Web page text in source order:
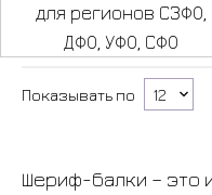
для регионов СЗФО,
ДФО, УФО, СФО
Показывать по
Шериф-балки – это